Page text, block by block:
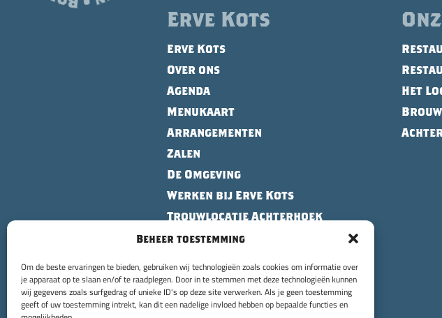
Beheer toestemming
Om de beste ervaringen te bieden, gebruiken wij technologieën zoals cookies om informatie over
je apparaat op te slaan en/of te raadplegen. Door in te stemmen met deze technologieën kunnen
wij gegevens zoals surfgedrag of unieke ID's op deze site verwerken. Als je geen toestemming
geeft of uw toestemming intrekt, kan dit een nadelige invloed hebben op bepaalde functies en
Erve Kots
Erve Kots
Over ons
Agenda
Menukaart
Arrangementen
Zalen
De Omgeving
Werken bij Erve Kots
Trouwlocatie Achterhoek
Contact
Het